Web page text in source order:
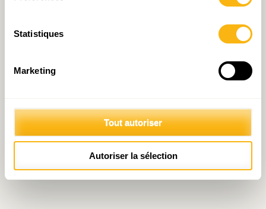
Statistiques
Marketing
Tout autoriser
Autoriser la sélection